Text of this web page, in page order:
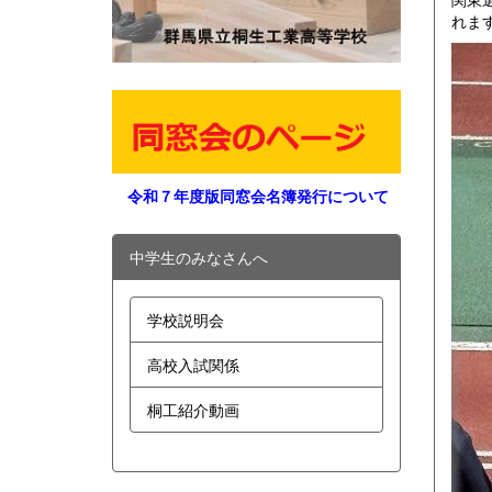
れま
令和７年度版同窓会名簿発行について
中学生のみなさんへ
学校説明会
高校入試関係
桐工紹介動画